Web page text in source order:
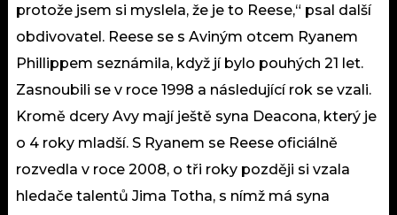
protože jsem si myslela, že je to Reese,“ psal další
obdivovatel. Reese se s Aviným otcem Ryanem
Phillippem seznámila, když jí bylo pouhých 21 let.
Zasnoubili se v roce 1998 a následující rok se vzali.
Kromě dcery Avy mají ještě syna Deacona, který je
o 4 roky mladší. S Ryanem se Reese oficiálně
rozvedla v roce 2008, o tři roky později si vzala
hledače talentů Jima Totha, s nímž má syna